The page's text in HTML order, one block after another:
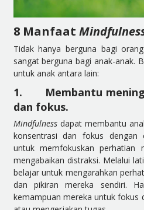
8 Manfaat
Tidak hanya berguna bagi
sangat berguna bagi anak-anak.
untuk anak antara lain:
1.
Membantu
dan fokus.
Mindfulnessdapat membantu
konsentrasi dan fokus dengan
untuk memfokuskan
mengabaikan distraksi. Melalui
belajar untuk mengarahkan
dan pikiran mereka sendiri.
kemampuan mereka untuk fokus